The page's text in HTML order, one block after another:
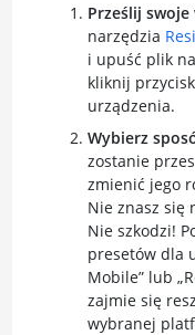
Prześlij swoje
narzędzia
i upuść plik
kliknij
urządzenia.
Wybierz
zostanie
zmienić jego
Nie znasz się
Nie szkodzi!
presetów dla
Mobile” lub
zajmie się
wybranej